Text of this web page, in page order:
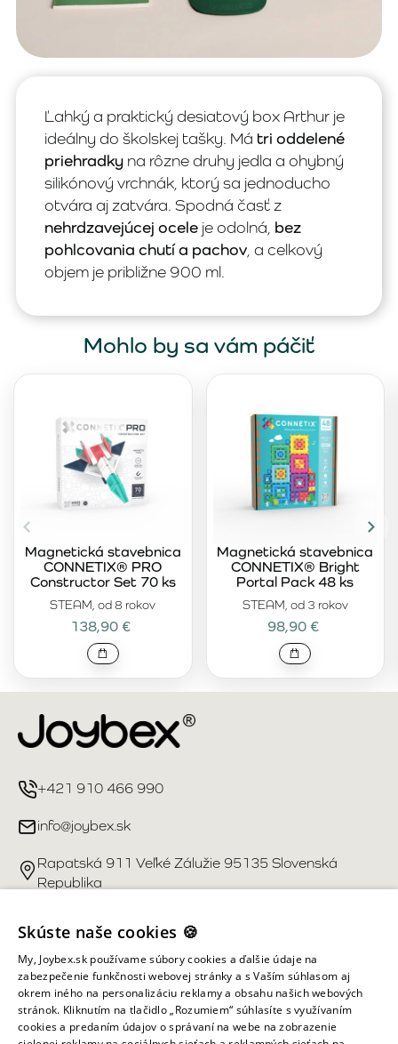
Ľahký a praktický desiatový box Arthur je
ideálny do školskej tašky. Má tri oddelené
priehradky na rôzne druhy jedla a ohybný
silikónový vrchnák, ktorý sa jednoducho
otvára aj zatvára. Spodná časť z
nehrdzavejúcej ocele je odolná, bez
pohlcovania chutí a pachov , a celkový
objem je približne 900 ml.
Mohlo by sa vám páčiť
STEAM, od 8 rokov
Magnetická stavebnica
CONNETIX® PRO
Constructor Set 70 ks
138,90 €
STEAM, od 3 rokov
Magnetická stavebnica
CONNETIX® Bright
Portal Pack 48 ks
98,90 €
+421 910 466 990
info@joybex.sk
Rapatská 911 Veľké Zálužie 95135 Slovenská
Republika
Užitočné odkazy
Účet
Informácie obchodu
Skúste naše cookies 🍪
My, Joybex.sk používame súbory cookies a ďalšie údaje na
zabezpečenie funkčnosti webovej stránky a s Vaším súhlasom aj
okrem iného na personalizáciu reklamy a obsahu našich webových
stránok. Kliknutím na tlačidlo „Rozumiem“ súhlasíte s využívaním
cookies a predaním údajov o správaní na webe na zobrazenie